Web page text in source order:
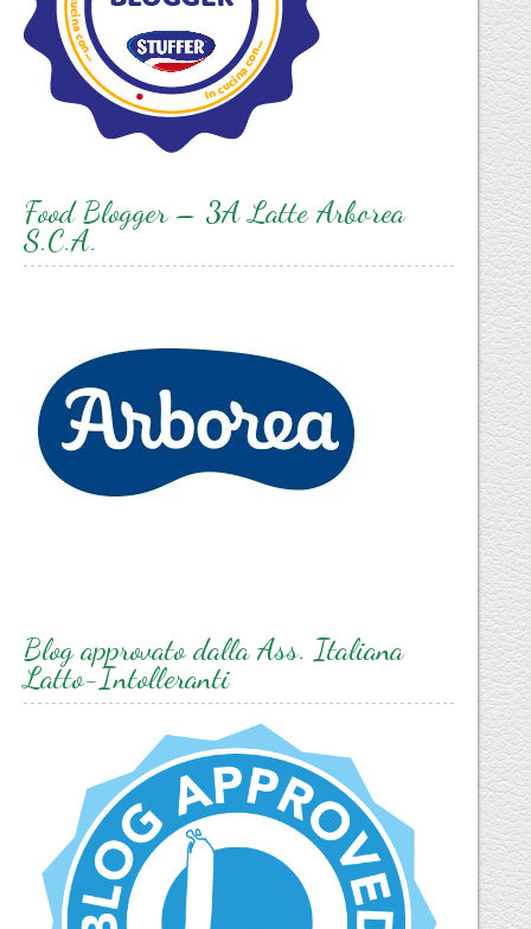
Food Blogger – 3A Latte Arborea
S.C.A.
Blog approvato dalla Ass. Italiana
Latto-Intolleranti